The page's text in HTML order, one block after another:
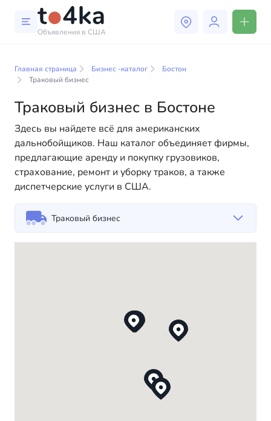
Объявления в США
В нашем каталоге бизнес-услуг вы найдете широкий
людям адаптироваться к жизни в США. Мы
предлагаем разнообразные решения как для
физических, так и для юридических лиц, чтобы
сделать вашу жизнь в Америке более комфортной и
удобной. От профессиональных консультаций до
повседневной помощи — у нас есть всё
необходимое для успешного начала вашей новой
жизни в США
Главная страница Бизнес -каталог
Бостон
Траковый бизнес
Траковый бизнес в Бостоне
Здесь вы найдете всё для американских
дальнобойщиков. Наш каталог объединяет фирмы,
предлагающие аренду и покупку грузовиков,
страхование, ремонт и уборку траков, а также
диспетчерские услуги в США.
Траковый бизнес